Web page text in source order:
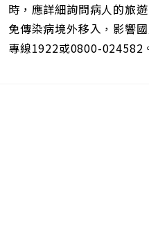
時，應詳細詢問病人的旅
免傳染病境外移入，影響
專線1922或0800-024582